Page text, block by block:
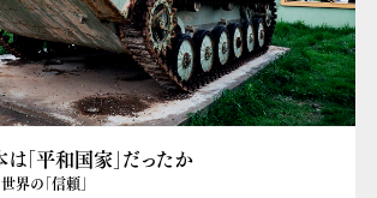
は「平和国家」だったか
の「信頼」